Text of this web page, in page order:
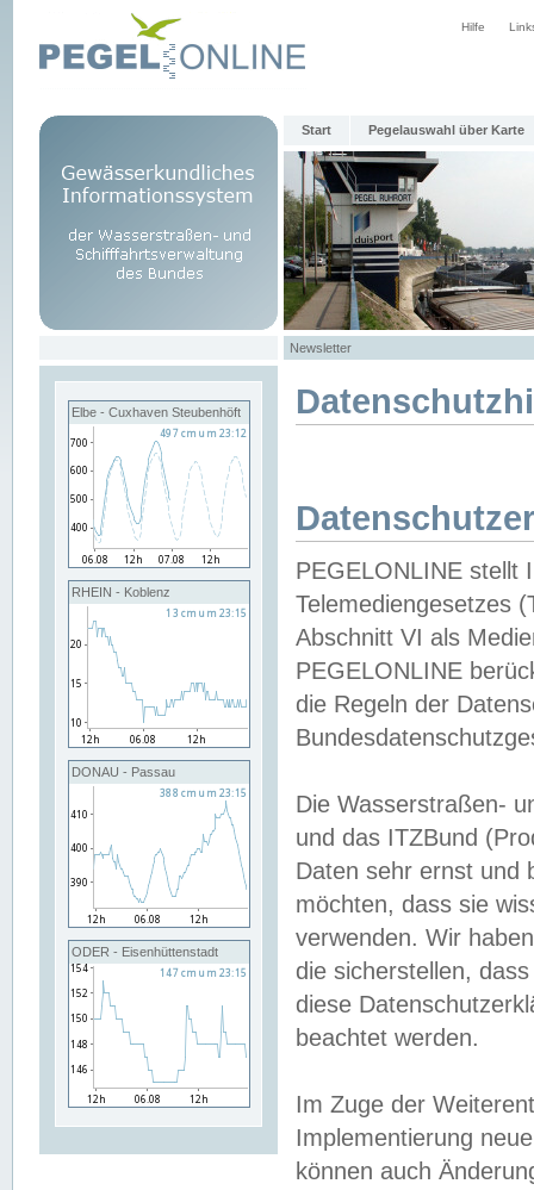
Hilfe
Start Pegelauswahl über Karte
Newsletter
Elbe - Cuxhaven Steubenhöft
RHEIN - Koblenz
DONAU - Passau
ODER - Eisenhüttenstadt
PEGELONLINE stellt
Telemediengesetzes
Abschnitt VI als
PEGELONLINE
die Regeln der
Die Wasserstraßen-
und das ITZBund
Daten sehr ernst und
möchten, dass sie
verwenden. Wir
die sicherstellen,
diese
beachtet werden.
Im Zuge der
Implementierung
können auch